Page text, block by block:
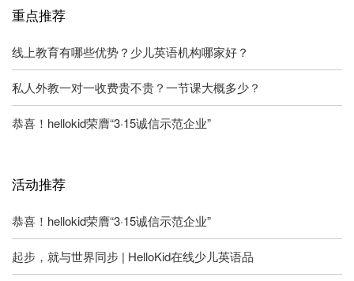
重点推荐
线上教育有哪些优势？少儿英语机构哪家好？
私人外教一对一收费贵不贵？一节课大概多少？
恭喜！hellokid荣膺“3·15诚信示范企业”
活动推荐
恭喜！hellokid荣膺“3·15诚信示范企业”
起步，就与世界同步 | HelloKid在线少儿英语品